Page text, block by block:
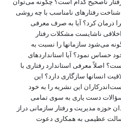
ناصحیح کدام است؟ چگونه می‌توان
رفتارهای نامناسب با چه روشی
درمان کرد؟ آیا به صرف معرفی
ناشایست مشکلات رفتار
می‌شود سازمانها را نسبت به
حساس نمود؟ آیا استانداردهای
اصلاً معرفی استاندارد رفتاری با
انسانها سازگاری دارد؟ این
این نشریه را به خود
دست یاری به سوی تمامی
حوزه مدیریت و رفتار سازمانی دراز
عظیمی به همکاری دعوت